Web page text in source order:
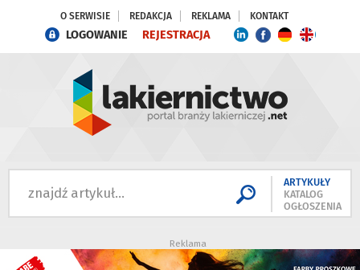
O SERWISIE REDAKCJA REKLAMA KONTAKT
LOGOWANIE REJESTRACJA
ARTYKUŁY
KATALOG
OGŁOSZENIA
Reklama